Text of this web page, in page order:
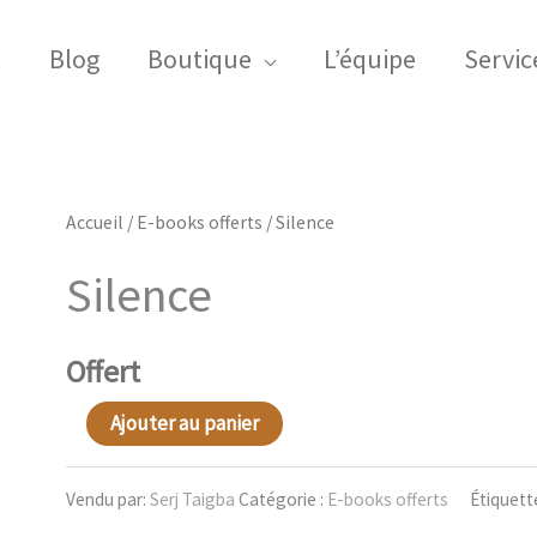
Blog Boutique L’équipe
Accueil / E-books offerts / Silence
Silence
Offert
quantité
de
Ajouter au panier
Vendu par: Serj Taigba Catégorie : E-books offerts